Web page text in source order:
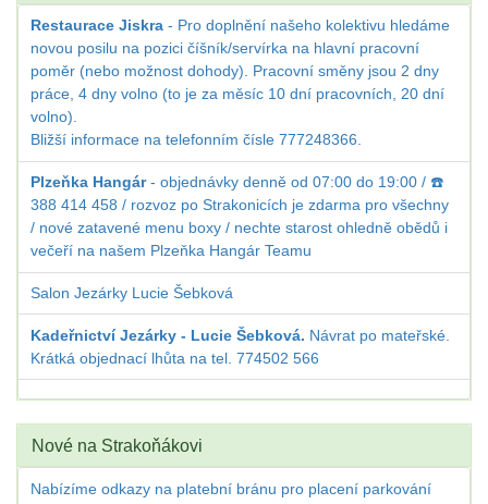
Restaurace Jiskra - Pro doplnění našeho kolektivu hledáme
novou posilu na pozici číšník/servírka na hlavní pracovní
poměr (nebo možnost dohody). Pracovní směny jsou 2 dny
práce, 4 dny volno (to je za měsíc 10 dní pracovních, 20 dní
volno).
Bližší informace na telefonním čísle 777248366.
Plzeňka Hangár- objednávky denně od 07:00 do 19:00 / ☎️
388 414 458 / rozvoz po Strakonicích je zdarma pro všechny
/ nové zatavené menu boxy / nechte starost ohledně obědů i
večeří na našem Plzeňka Hangár Teamu
Salon Jezárky Lucie Šebková
Kadeřnictví Jezárky - Lucie Šebková. Návrat po mateřské.
Krátká objednací lhůta na tel. 774502 566
Nové na Strakoňákovi
Nabízíme odkazy na platební bránu pro placení parkování